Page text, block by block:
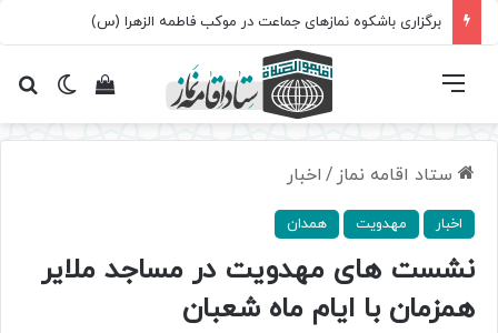
برگزاری باشکوه نمازهای جماعت در موکب فاطمه الزهرا (س)
تغییرمشاهده فهرست
ستاد اقامه نماز / اخبار
اخبار مهدویت همدان
نشست های مهدویت در مساجد ملایر
همزمان با ایام ماه شعبان